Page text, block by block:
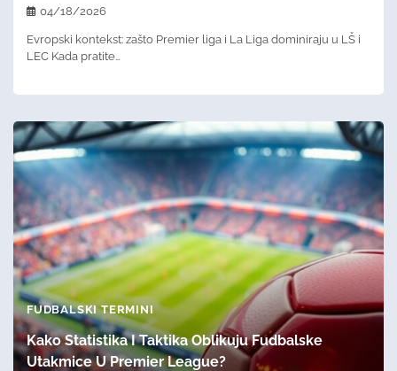
04/18/2026
Evropski kontekst: zašto Premier liga i La Liga dominiraju u LŠ i
LEC Kada pratite…
FUDBALSKI TERMINI
Kako Statistika I Taktika Oblikuju Fudbalske
Utakmice U Premier League?